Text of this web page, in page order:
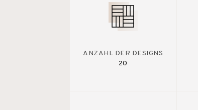
ANZAHL DER DESIGNS
20